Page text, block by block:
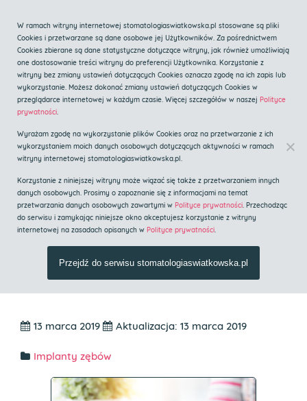
Zadzwoń
Implanty Kraków
Strona główna»Blog»Implanty zębów a cukrzyca
Implanty zębów a cukrzyca
13 marca 2019 Aktualizacja: 13 marca 2019
Implanty zębów
W ramach witryny internetowej stomatologiaswiatkowska.pl stosowane są pliki
Cookies i przetwarzane są dane osobowe jej Użytkowników. Za pośrednictwem
Cookies zbierane są dane statystyczne dotyczące witryny, jak również umożliwiają
one dostosowanie treści witryny do preferencji Użytkownika. Korzystanie z
witryny bez zmiany ustawień dotyczących Cookies oznacza zgodę na ich zapis lub
wykorzystanie. Możesz dokonać zmiany ustawień dotyczących Cookies w
przeglądarce internetowej w każdym czasie. Więcej szczegółów w naszej Polityce
prywatności.
Wyrażam zgodę na wykorzystanie plików Cookies oraz na przetwarzanie z ich
wykorzystaniem moich danych osobowych dotyczących aktywności w ramach
witryny internetowej stomatologiaswiatkowska.pl.
Korzystanie z niniejszej witryny może wiązać się także z przetwarzaniem innych
danych osobowych. Prosimy o zapoznanie się z informacjami na temat
przetwarzania danych osobowych zawartymi w Polityce prywatności. Przechodząc
do serwisu i zamykając niniejsze okno akceptujesz korzystanie z witryny
internetowej na zasadach opisanych w Polityce prywatności.
Przejdź do serwisu stomatologiaswiatkowska.pl